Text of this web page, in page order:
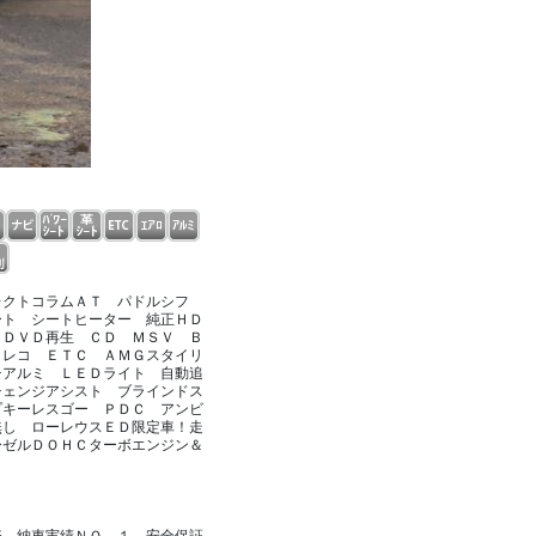
トコラムＡＴ パドルシフ
シートヒーター 純正ＨＤ
ＶＤ再生 ＣＤ ＭＳＶ Ｂ
コ ＥＴＣ ＡＭＧスタイリ
ルミ ＬＥＤライト 自動追
ンジアシスト ブラインドス
キーレスゴー ＰＤＣ アンビ
ローレウスＥＤ限定車！走
ルＤＯＨＣターボエンジン＆